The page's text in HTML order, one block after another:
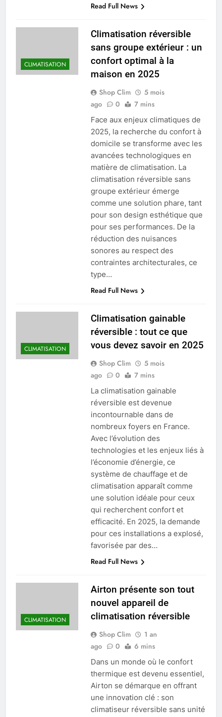
Read Full News
CLIMATISATION
Climatisation réversible
sans groupe extérieur : un
confort optimal à la
maison en 2025
Shop Clim
5 mois
ago
0 7 mins
Face aux enjeux climatiques de
2025, la recherche du confort à
domicile se transforme avec les
avancées technologiques en
matière de climatisation. La
climatisation réversible sans
groupe extérieur émerge
comme une solution phare, tant
pour son design esthétique que
pour ses performances. De la
réduction des nuisances
sonores au respect des
contraintes architecturales, ce
type…
Read Full News
CLIMATISATION
Climatisation gainable
réversible : tout ce que
vous devez savoir en 2025
Shop Clim
5 mois
ago
0 7 mins
La climatisation gainable
réversible est devenue
incontournable dans de
nombreux foyers en France.
Avec l’évolution des
technologies et les enjeux liés à
l’économie d’énergie, ce
système de chauffage et de
climatisation apparaît comme
une solution idéale pour ceux
qui recherchent confort et
efficacité. En 2025, la demande
pour ces installations a explosé,
favorisée par des…
Read Full News
CLIMATISATION
Airton présente son tout
nouvel appareil de
climatisation réversible
Shop Clim
1 an
ago
0 6 mins
Dans un monde où le confort
thermique est devenu essentiel,
Airton se démarque en offrant
une innovation clé : son
climatiseur réversible sans unité